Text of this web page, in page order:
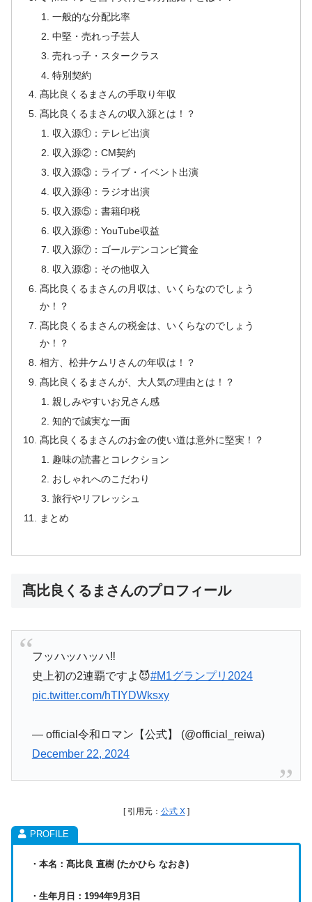
一般的な分配比率
中堅・売れっ子芸人
売れっ子・スタークラス
特別契約
髙比良くるまさんの手取り年収
髙比良くるまさんの収入源とは！？
収入源①：テレビ出演
収入源②：CM契約
収入源③：ライブ・イベント出演
収入源④：ラジオ出演
収入源⑤：書籍印税
収入源⑥：YouTube収益
収入源⑦：ゴールデンコンビ賞金
収入源⑧：その他収入
髙比良くるまさんの月収は、いくらなのでしょう
か！？
髙比良くるまさんの税金は、いくらなのでしょう
か！？
相方、松井ケムリさんの年収は！？
髙比良くるまさんが、大人気の理由とは！？
親しみやすいお兄さん感
知的で誠実な一面
髙比良くるまさんのお金の使い道は意外に堅実！？
趣味の読書とコレクション
おしゃれへのこだわり
旅行やリフレッシュ
まとめ
髙比良くるまさんのプロフィール
フッハッハッハ‼️
史上初の2連覇ですよ😈#M1グランプリ2024
pic.twitter.com/hTIYDWksxy
— official令和ロマン【公式】 (@official_reiwa)
December 22, 2024
[ 引用元： 公式 X]
・本名：髙比良 直樹 (たかひら なおき)
・生年月日：1994年9月3日